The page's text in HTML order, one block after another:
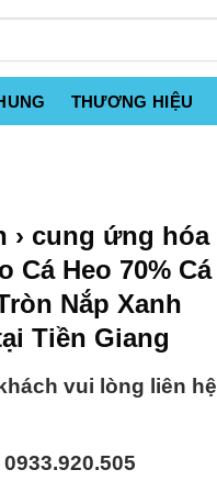
THƯƠNG HIỆU
› cung ứng hóa
Cá Heo 70% Cá
Nắp Xanh
Tiền Giang
vui lòng liên hệ